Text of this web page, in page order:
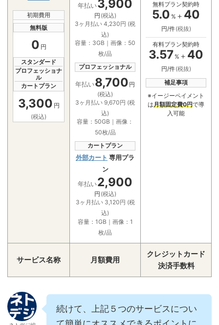
初期費用
無料版
0 円
スタンダード
プロフェッショナ
ル
カートプラン
3,300 円
(税込)
年払い3,900
円 (税込)
3ヶ月払い 4,230円 (税
込)
容量：3GB｜画像：50
枚/品
プロフェッショナル
年払い8,700 円
(税込)
3ヶ月払い 9,670円 (税
込)
容量：50GB｜画像：
50枚/品
カートプラン
外部カート 専用プラ
ン
年払い2,900
円 (税込)
3ヶ月払い 3,120円 (税
込)
容量：1GB｜画像：1
枚/品
無料プラン契約時
5.0 % ＋ 40
円/件(税抜)
有料プラン契約時
3.57 % ＋ 40
円/件(税抜)
補足事項
※イージーペイメント
は月額固定費0円で導
入可能
サービス名称 月額費用
クレジットカード
決済手数料
続けて、上記５つのサービスについ